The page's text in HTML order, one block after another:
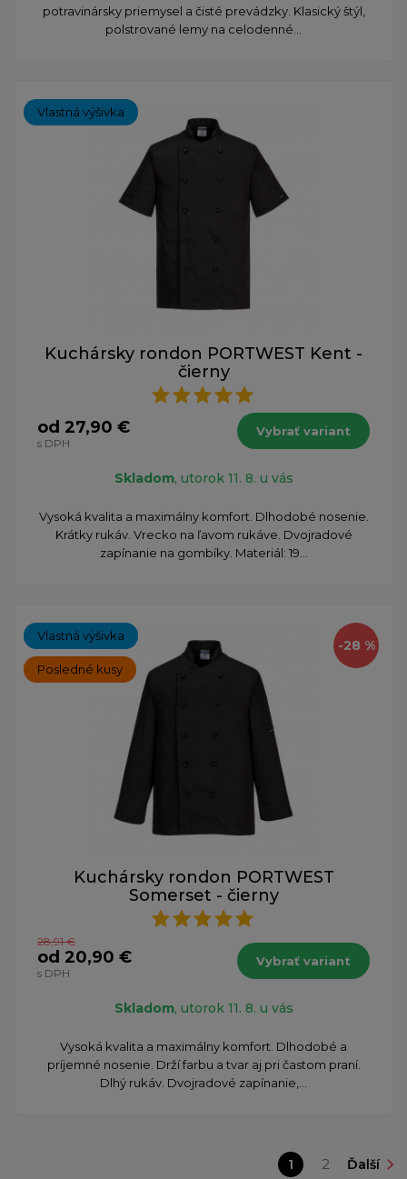
potravinársky priemysel a čisté prevádzky. Klasický štýl,
polstrované lemy na celodenné...
Vlastná výšivka
Kuchársky rondon PORTWEST Kent -
čierny
od 27,90 €
s DPH
Vybrať variant
Skladom, utorok 11. 8. u vás
Vysoká kvalita a maximálny komfort. Dlhodobé nosenie.
Krátky rukáv. Vrecko na ľavom rukáve. Dvojradové
zapínanie na gombíky. Materiál: 19...
-28 %
Vlastná výšivka
Posledné kusy
Kuchársky rondon PORTWEST
Somerset - čierny
28,91 €
od 20,90 €
s DPH
Vybrať variant
Skladom, utorok 11. 8. u vás
Vysoká kvalita a maximálny komfort. Dlhodobé a
príjemné nosenie. Drží farbu a tvar aj pri častom praní.
Dlhý rukáv. Dvojradové zapínanie,...
1 2 Ďalší